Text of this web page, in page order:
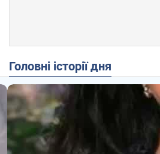
Головні історії дня